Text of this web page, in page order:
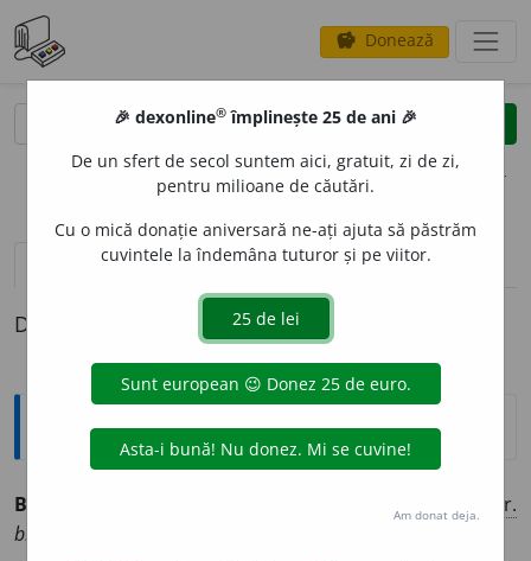
savings Donează
clear
opțiuni
definiții (1)
Definiția cu ID-ul 397106:
Explicative DEX
BIPART
fr.
bipartite,
🎉 dexonline® împlinește 25 de ani 🎉
De un sfert de secol suntem aici, gratuit, zi de zi,
pentru milioane de căutări.
Cu o mică donație aniversară ne-ați ajuta să păstrăm
cuvintele la îndemâna tuturor și pe viitor.
Am donat deja.